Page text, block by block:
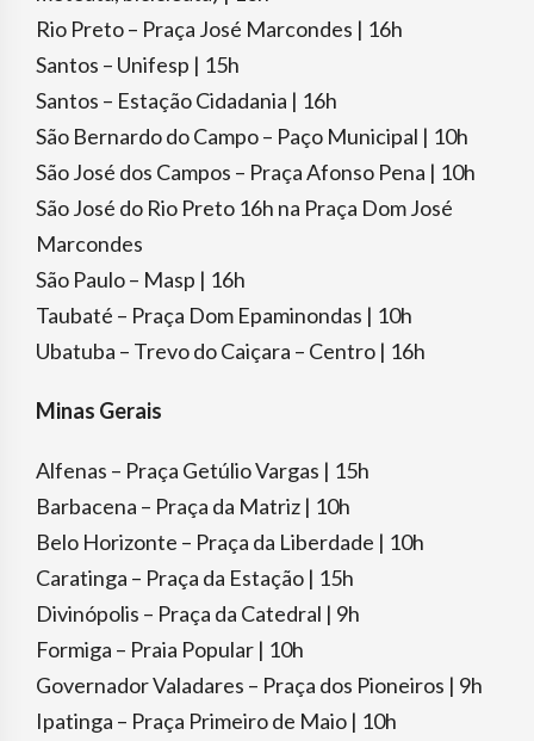
Rio Preto – Praça José Marcondes | 16h
Santos – Unifesp | 15h
Santos – Estação Cidadania | 16h
São Bernardo do Campo – Paço Municipal | 10h
São José dos Campos – Praça Afonso Pena | 10h
São José do Rio Preto 16h na Praça Dom José
Marcondes
São Paulo – Masp | 16h
Taubaté – Praça Dom Epaminondas | 10h
Ubatuba – Trevo do Caiçara – Centro | 16h
Minas Gerais
Alfenas – Praça Getúlio Vargas | 15h
Barbacena – Praça da Matriz | 10h
Belo Horizonte – Praça da Liberdade | 10h
Caratinga – Praça da Estação | 15h
Divinópolis – Praça da Catedral | 9h
Formiga – Praia Popular | 10h
Governador Valadares – Praça dos Pioneiros | 9h
Ipatinga – Praça Primeiro de Maio | 10h